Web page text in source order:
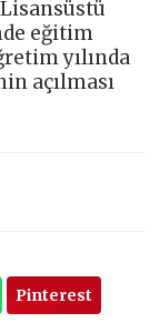
eğitim
yılında
açılması
Pinterest